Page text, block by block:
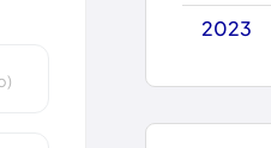
2023